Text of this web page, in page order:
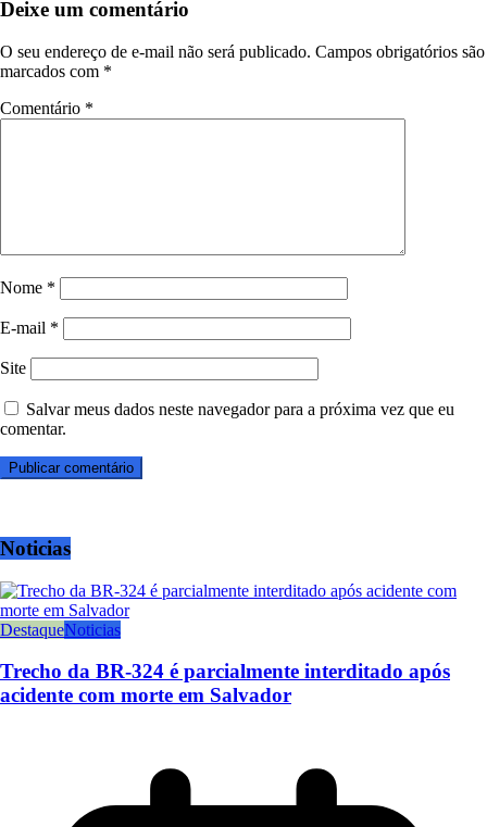
Deixe um comentário
O seu endereço de e-mail não será publicado. Campos obrigatórios são
marcados com *
Comentário *
Nome *
E-mail *
Site
Salvar meus dados neste navegador para a próxima vez que eu
comentar.
Noticias
DestaqueNoticias
Trecho da BR-324 é parcialmente interditado após
acidente com morte em Salvador